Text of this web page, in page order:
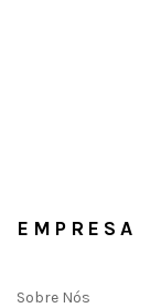
EMPRESA
Sobre Nós